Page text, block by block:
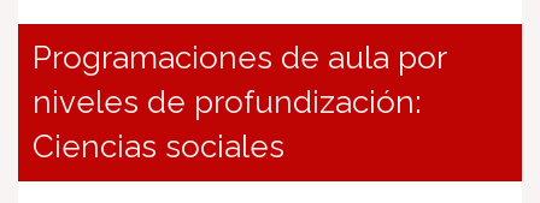
Programaciones de aula por
niveles de profundización:
Ciencias sociales